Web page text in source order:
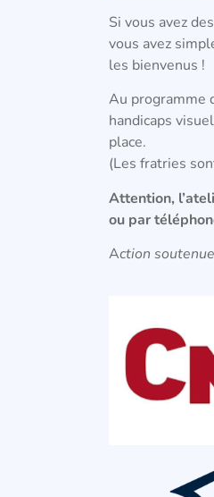
Si vous avez
vous avez
les bienvenus !
Au programme
handicaps
place.
(Les fratries
Attention,
ou par
Action